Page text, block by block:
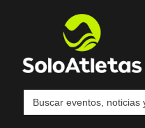
Buscar: